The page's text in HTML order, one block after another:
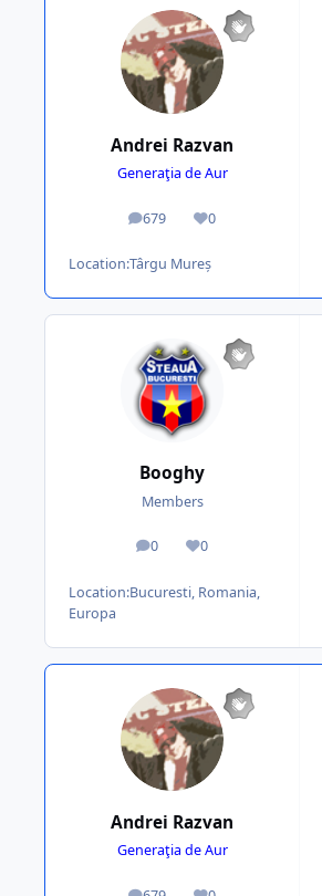
Andrei Razvan
Generaţia de Aur
679
posts 0
Reputation
Location:Târgu Mureș
Booghy
Members
0
posts 0
Reputation
Location:Bucuresti, Romania,
Europa
Andrei Razvan
Generaţia de Aur